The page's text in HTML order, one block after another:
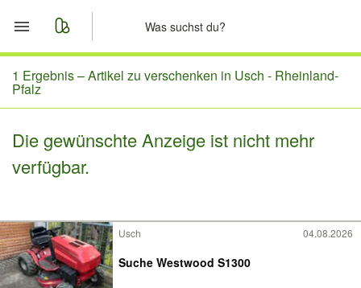
Start
Merkliste
Nachrichten
1 Ergebnis –Artikel zu verschenken in Usch - Rheinland-
Pfalz
Die gewünschte Anzeige ist nicht mehr
verfügbar.
Usch 04.08.2026
Suche Westwood S1300